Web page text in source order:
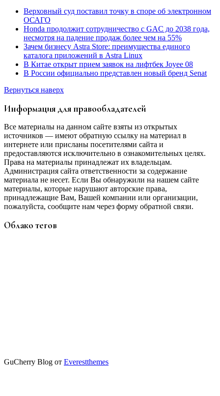
Верховный суд поставил точку в споре об электронном
ОСАГО
Honda продолжит сотрудничество с GAC до 2038 года,
несмотря на падение продаж более чем на 55%
Зачем бизнесу Astra Store: преимущества единого
каталога приложений в Astra Linux
В Китае открыт прием заявок на лифтбек Joyee 08
В России официально представлен новый бренд Senat
Вернуться наверх
Информация для правообладателей
Все материалы на данном сайте взяты из открытых
источников — имеют обратную ссылку на материал в
интернете или присланы посетителями сайта и
предоставляются исключительно в ознакомительных целях.
Права на материалы принадлежат их владельцам.
Администрация сайта ответственности за содержание
материала не несет. Если Вы обнаружили на нашем сайте
материалы, которые нарушают авторские права,
принадлежащие Вам, Вашей компании или организации,
пожалуйста, сообщите нам через форму обратной связи.
Облако тегов
GuCherry Blog от Everestthemes